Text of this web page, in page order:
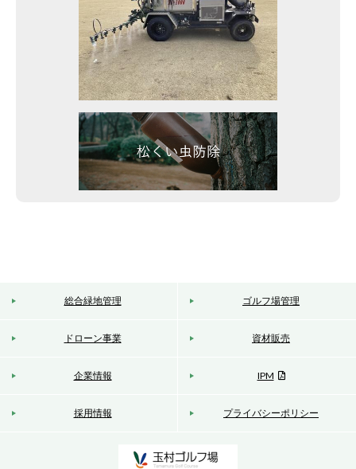
総合緑地管理 ゴルフ場管理
ドローン事業 資材販売
企業情報 IPM
採用情報 プライバシーポリシー